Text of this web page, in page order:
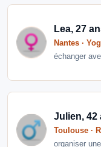
Lea, 27
Nantes ·
échanger
Julien, 42
Toulouse ·
organiser